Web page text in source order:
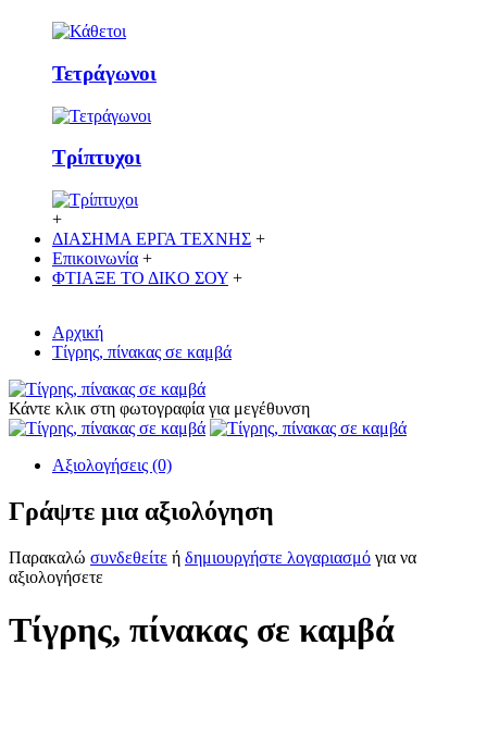
Τετράγωνοι
Τρίπτυχοι
+
ΔΙΑΣΗΜΑ ΕΡΓΑ ΤΕΧΝΗΣ +
Επικοινωνία +
ΦΤΙΑΞΕ ΤΟ ΔΙΚO ΣΟΥ +
Αρχική
Τίγρης, πίνακας σε καμβά
Κάντε κλικ στη φωτογραφία για μεγέθυνση
Αξιολογήσεις (0)
Γράψτε μια αξιολόγηση
Παρακαλώ συνδεθείτε ή δημιουργήστε λογαριασμό για να
αξιολογήσετε
Τίγρης, πίνακας σε καμβά